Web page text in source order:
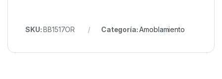
SKU:BB1517OR Categoría:Amoblamiento